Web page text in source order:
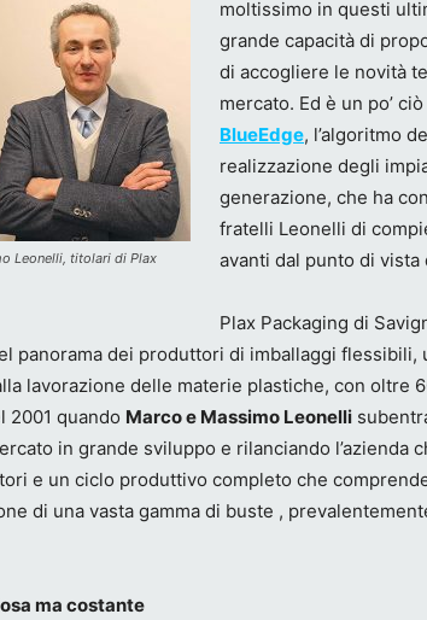
Leonelli, titolari di Plax
moltissimo in questi
grande capacità di
di accogliere le novità
mercato. Ed è un po’
BlueEdge, l’algoritmo
realizzazione degli
generazione, che ha
fratelli Leonelli di
avanti dal punto di vista
Plax Packaging di
panorama dei produttori di imballaggi flessibili,
lavorazione delle materie plastiche, con oltre
2001 quando Marco e Massimo Leonelli
in grande sviluppo e rilanciando l’azienda
e un ciclo produttivo completo che
di una vasta gamma di buste ,
ma costante